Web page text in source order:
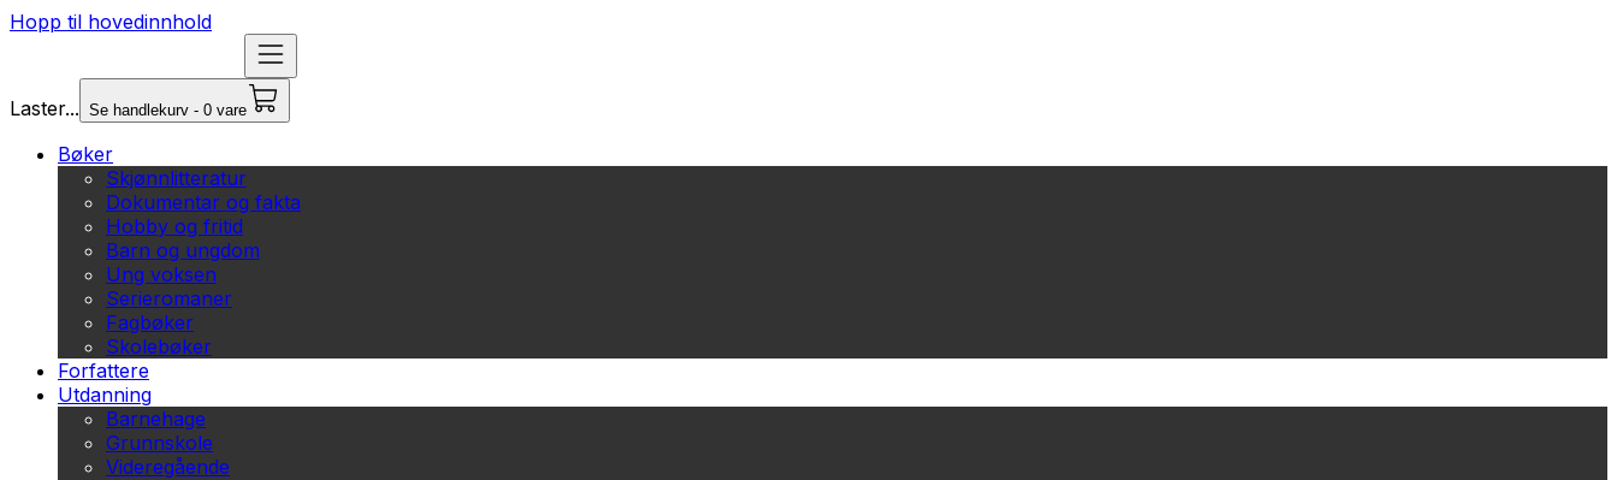
Hopp til hovedinnhold
Laster... Se handlekurv - 0 vare
Bøker
Skjønnlitteratur
Dokumentar og fakta
Hobby og fritid
Barn og ungdom
Ung voksen
Serieromaner
Fagbøker
Skolebøker
Forfattere
Utdanning
Barnehage
Grunnskole
Videregående